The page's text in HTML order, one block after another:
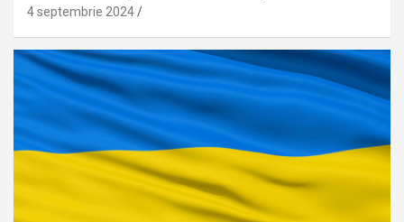
4 septembrie 2024